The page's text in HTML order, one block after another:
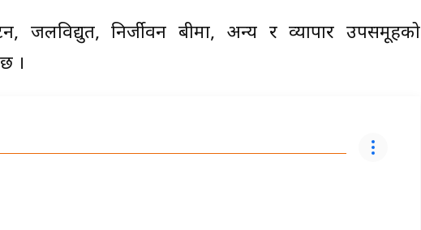
जलविद्युत, निर्जीवन बीमा, अन्य र व्यापार उपसमूहको
।